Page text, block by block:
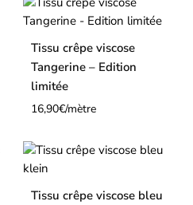
Tissu crêpe viscose
Tangerine – Edition
limitée
16,90€/mètre
Tissu crêpe viscose bleu